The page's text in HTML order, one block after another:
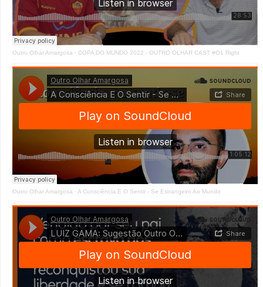
Outro Olhar Amargosa · COPA DO MUNDO 2022 - OUTRO OLHAR CAST #O1 Right
Outro Olhar Amargosa · A Consciência E O Sentir - Se Estrangeiro Ao Mundo